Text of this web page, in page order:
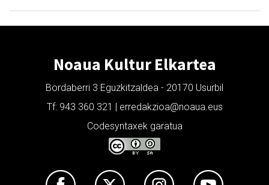
Noaua Kultur Elkartea
Bordaberri 3 Eguzkitzaldea - 20170 Usurbil
Tf: 943 360 321 | erredakzioa@noaua.eus
Codesyntaxek garatua